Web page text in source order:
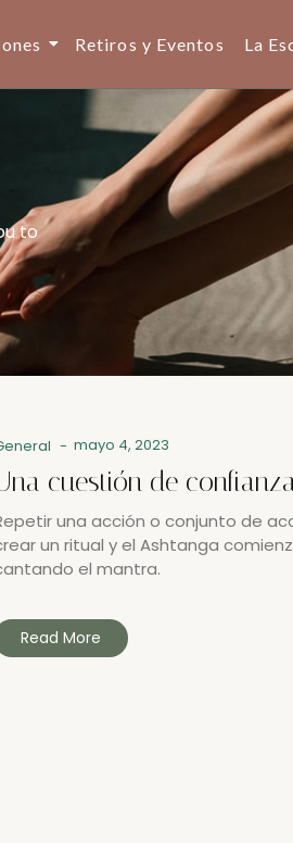
Retiros y Eventos La
to
- mayo 4, 2023
cuestión de
una acción o conjunto de
un ritual y el Ashtanga
el mantra.
Read More